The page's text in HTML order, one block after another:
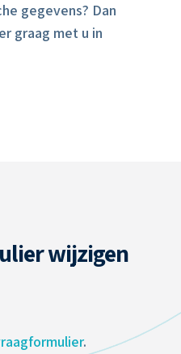
gegevens? Dan
graag met u in
wijzigen
.